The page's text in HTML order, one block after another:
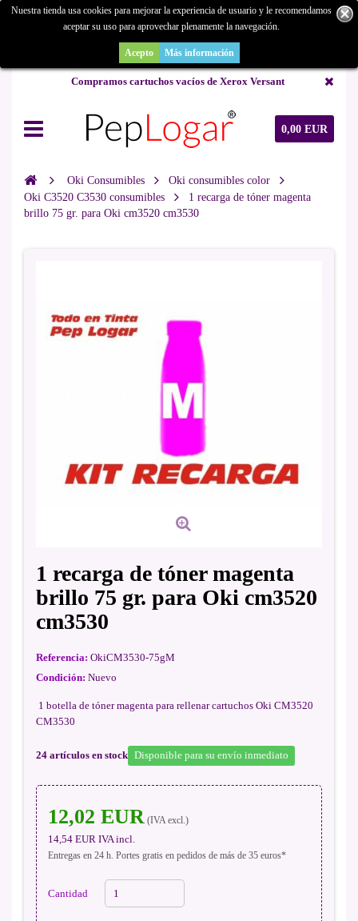
¿Buscas un repuesto de copiadora o buscas una de ocasión y no la
encuentras? Consúltanos.
Compramos cartuchos vacíos de Xerox Versant
0,00 EUR
Nuestra tienda usa cookies para mejorar la experiencia de usuario y le recomendamos
aceptar su uso para aprovechar plenamente la navegación.
Acepto Más información
Oki Consumibles
Oki consumibles color
Oki C3520 C3530 consumibles
1 recarga de tóner magenta
brillo 75 gr. para Oki cm3520 cm3530
1 recarga de tóner magenta
brillo 75 gr. para Oki cm3520
cm3530
Referencia: OkiCM3530-75gM
Condición: Nuevo
1 botella de tóner magenta para rellenar cartuchos Oki CM3520
CM3530
24 artículos en stock Disponible para su envío inmediato
12,02 EUR (IVA excl.)
14,54 EUR IVA incl.
Entregas en 24 h. Portes gratis en pedidos de más de 35 euros*
Cantidad